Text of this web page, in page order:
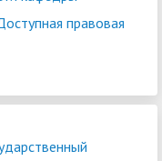
правовая